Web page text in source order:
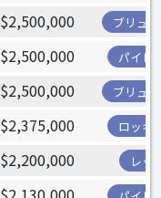
$2,500,000 ブリュ
$2,500,000 パイレ
$2,500,000 ブリュ
$2,375,000 ロッキ
$2,200,000 レッ